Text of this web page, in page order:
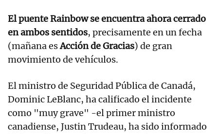
El puente Rainbow se encuentra ahora cerrado
en ambos sentidos, precisamente en un fecha
(mañana esAcción de Gracias) de gran
movimiento de vehículos.
El ministro de Seguridad Pública de Canadá,
Dominic LeBlanc, ha calificado el incidente
como "muy grave" -el primer ministro
canadiense, Justin Trudeau, ha sido informado